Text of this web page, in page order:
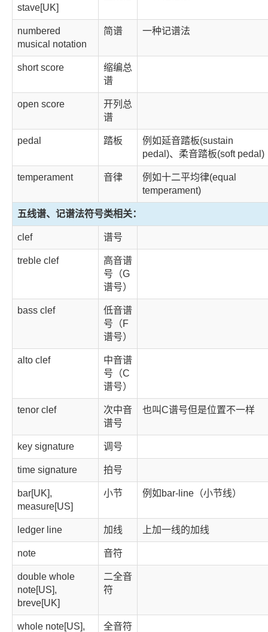
stave[UK]
numbered
musical notation
简谱 一种记谱法
short score
缩编总
谱
open score
开列总
谱
pedal 踏板
例如延音踏板(sustain
pedal)、柔音踏板(soft pedal)
temperament 音律
例如十二平均律(equal
temperament)
五线谱、记谱法符号类相关：
clef 谱号
treble clef
高音谱
号（G
谱号）
bass clef
低音谱
号（F
谱号）
alto clef
中音谱
号（C
谱号）
tenor clef
次中音
谱号
也叫C谱号但是位置不一样
key signature 调号
time signature 拍号
bar[UK],
measure[US]
小节 例如bar-line（小节线）
ledger line 加线 上加一线的加线
note 音符
double whole
note[US],
breve[UK]
二全音
符
whole note[US], 全音符